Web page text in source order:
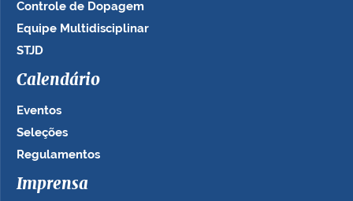
Controle de Dopagem
Equipe Multidisciplinar
STJD
Calendário
Eventos
Seleções
Regulamentos
Imprensa